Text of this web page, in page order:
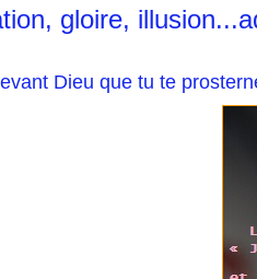
gloire,
Dieu que tu te